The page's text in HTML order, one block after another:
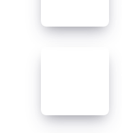
Boyu,
Boyu,